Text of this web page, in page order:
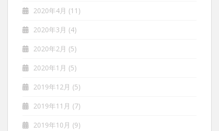
2020年4月 (11)
2020年3月 (4)
2020年2月 (5)
2020年1月 (5)
2019年12月 (5)
2019年11月 (7)
2019年10月 (9)